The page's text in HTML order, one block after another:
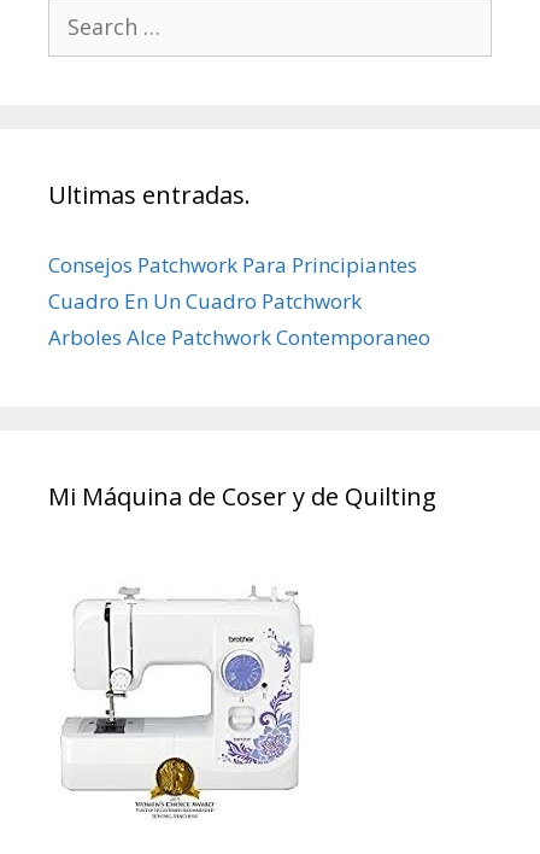
for:
Ultimas entradas.
Consejos Patchwork Para Principiantes
Cuadro En Un Cuadro Patchwork
Arboles Alce Patchwork Contemporaneo
Mi Máquina de Coser y de Quilting